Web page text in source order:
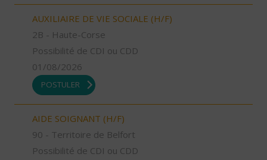
AUXILIAIRE DE VIE SOCIALE (H/F)
2B - Haute-Corse
Possibilité de CDI ou CDD
01/08/2026
POSTULER
AIDE SOIGNANT (H/F)
90 - Territoire de Belfort
Possibilité de CDI ou CDD